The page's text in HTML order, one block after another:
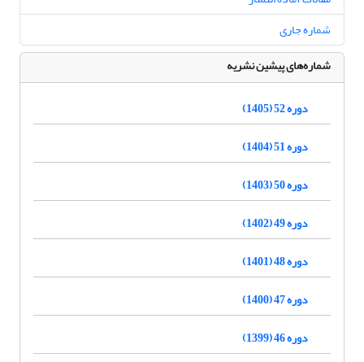
شماره جاری
شماره‌های پیشین نشریه
دوره 52 (1405)
دوره 51 (1404)
دوره 50 (1403)
دوره 49 (1402)
دوره 48 (1401)
دوره 47 (1400)
دوره 46 (1399)